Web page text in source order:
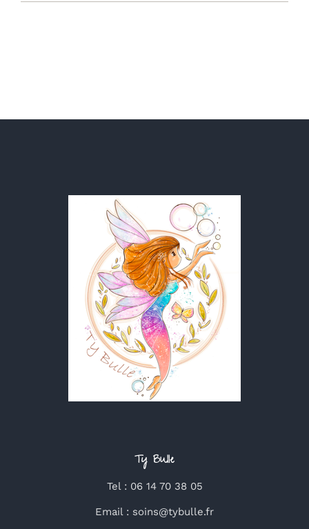
INITIATION & FORMATION
Ty Bulle
Tel : 06 14 70 38 05
Email : soins@tybulle.fr